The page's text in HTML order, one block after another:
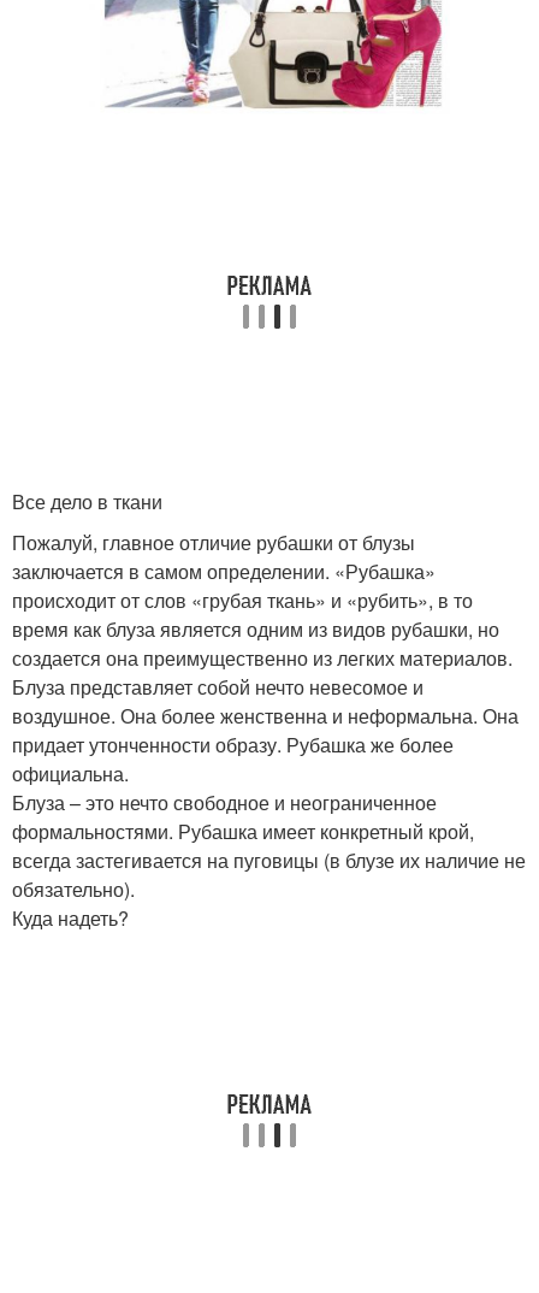
Все дело в ткани
Пожалуй, главное отличие рубашки от блузы
заключается в самом определении. «Рубашка»
происходит от слов «грубая ткань» и «рубить», в то
время как блуза является одним из видов рубашки, но
создается она преимущественно из легких материалов.
Блуза представляет собой нечто невесомое и
воздушное. Она более женственна и неформальна. Она
придает утонченности образу. Рубашка же более
официальна.
Блуза – это нечто свободное и неограниченное
формальностями. Рубашка имеет конкретный крой,
всегда застегивается на пуговицы (в блузе их наличие не
обязательно).
Куда надеть?